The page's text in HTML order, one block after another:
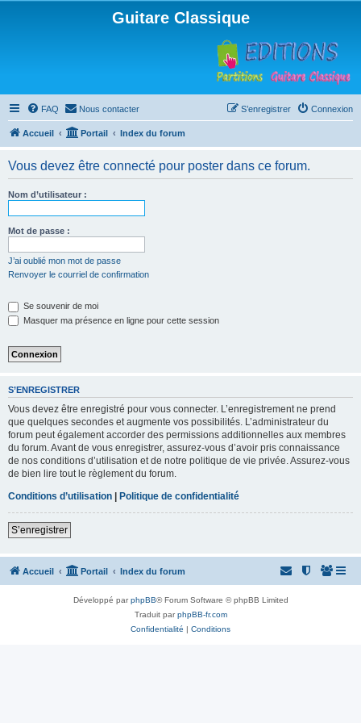
Guitare Classique
FAQ Nous contacter Connexion
S’enregistrer
Accueil Portail Index du forum
Vous devez être connecté pour poster dans ce forum.
Nom d’utilisateur :
Mot de passe :
J’ai oublié mon mot de passe
Renvoyer le courriel de confirmation
Se souvenir de moi
Masquer ma présence en ligne pour cette session
S’ENREGISTRER
Vous devez être enregistré pour vous connecter. L’enregistrement ne prend
que quelques secondes et augmente vos possibilités. L’administrateur du
forum peut également accorder des permissions additionnelles aux membres
du forum. Avant de vous enregistrer, assurez-vous d’avoir pris connaissance
de nos conditions d’utilisation et de notre politique de vie privée. Assurez-vous
de bien lire tout le règlement du forum.
Conditions d’utilisation | Politique de confidentialité
S’enregistrer
Accueil Portail Index du forum
Développé parphpBB® Forum Software © phpBB Limited
Traduit parphpBB-fr.com
Confidentialité | Conditions